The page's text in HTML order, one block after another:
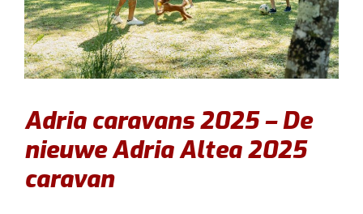
Adria caravans 2025 – De
nieuwe Adria Altea 2025
caravan